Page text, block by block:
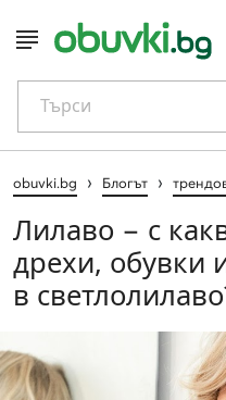
Търси
obuvki.bg › Блогът ›
Лилаво − с
дрехи, обувки
в